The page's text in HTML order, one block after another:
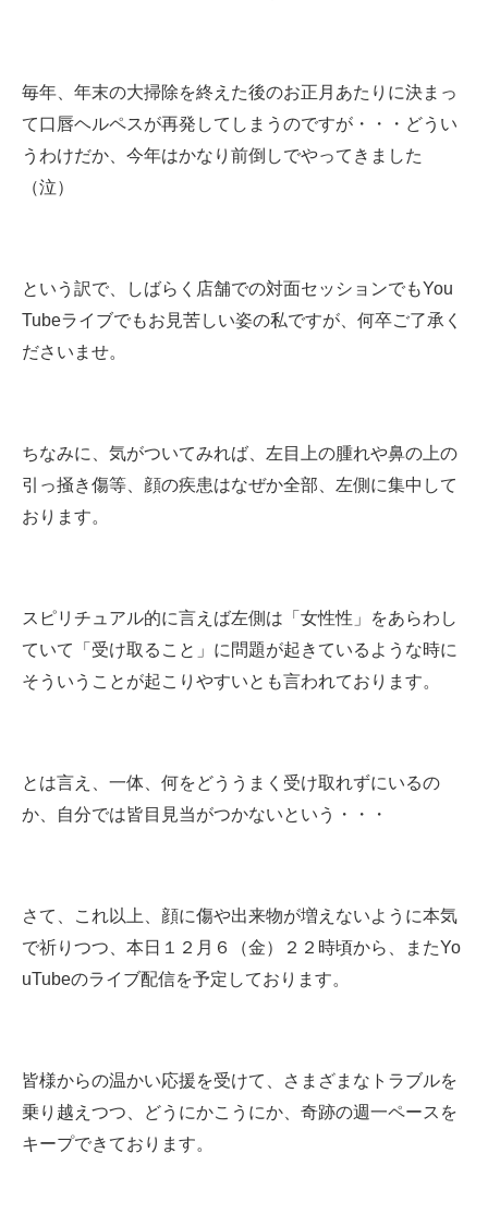
毎年、年末の大掃除を終えた後のお正月あたりに決まっ
て口唇ヘルペスが再発してしまうのですが・・・ どうい
うわけだか、今年はかなり前倒しでやってきました
（泣）
という訳で、しばらく店舗での対面セッションでもYou
Tubeライブでもお見苦しい姿の私ですが、何卒ご了承く
ださいませ。
ちなみに、気がついてみれば、左目上の腫れや鼻の上の
引っ掻き傷等、顔の疾患はなぜか全部、左側に集中して
おります。
スピリチュアル的に言えば左側は「女性性」をあらわし
ていて「受け取ること」に問題が起きているような時に
そういうことが起こりやすいとも言われております。
とは言え、一体、何をどううまく受け取れずにいるの
か、自分では皆目見当がつかないという・・・
さて、これ以上、顔に傷や出来物が増えないように本気
で祈りつつ、本日１２月６（金）２２時頃から、またYo
uTubeのライブ配信を予定しております。
皆様からの温かい応援を受けて、さまざまなトラブルを
乗り越えつつ、どうにかこうにか、奇跡の週一ペースを
キープできております。